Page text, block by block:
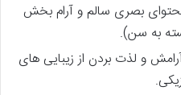
محتوای بصری سالم و آرام بخش
به سن).
و لذت بردن از زیبایی های